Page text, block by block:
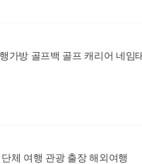
가방 골프백 골프 캐리어 네임
체 여행 관광 출장 해외여행